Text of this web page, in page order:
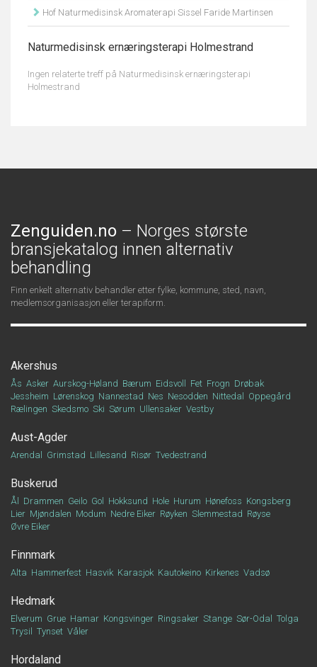
Hof Naturmedisinsk Aromaterapi Sissel Faride Martinsen
Naturmedisinsk ernæringsterapi Holmestrand
Ingen relaterte treff på Naturmedisinsk ernæringsterapi
Holmestrand
Zenguiden.no – Norges største
bransjekatalog innen alternativ
behandling
Finn enkelt alternativ behandler etter fylke, kommune, sted, navn,
medlemsorganisasjon eller terapiform.
Akershus
Ås Asker Aurskog-Høland Bærum Eidsvoll Fet Frogn Drøbak
Jessheim Lørenskog Nannestad Nes Nesodden Nittedal
Oppegård
Rælingen Skedsmo Ski Sørum Ullensaker Vestby
Aust-Agder
Arendal Grimstad Lillesand Risør Tvedestrand
Buskerud
Ål Drammen Geilo Gol Hokksund Hole Hurum Hønefoss Kongsberg
Lier Mjøndalen Modum Nedre Eiker Røyken Slemmestad Røyse
Øvre Eiker
Finnmark
Alta Hammerfest Hasvik Karasjok Kautokeino Kirkenes Vadsø
Hedmark
Elverum Grue Hamar Kongsvinger Ringsaker Stange Sør-Odal
Tolga
Trysil
Tynset Våler
Hordaland